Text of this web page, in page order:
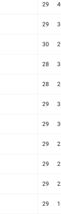
29
29
30
28
28
29
29
29
29
29
29